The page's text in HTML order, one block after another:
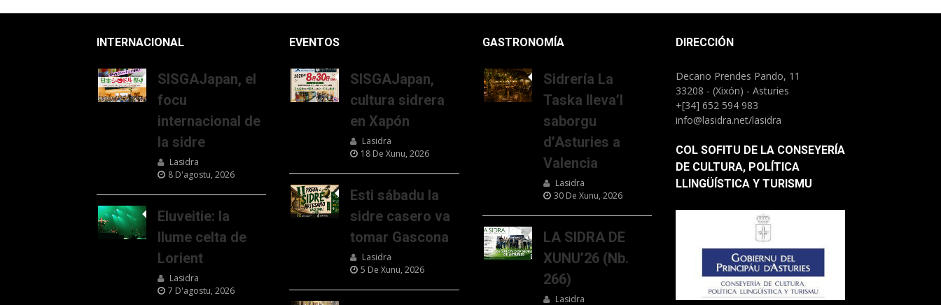
INTERNACIONAL
SISGAJapan, el
focu
internacional de
la sidre
Lasidra
8 D'agostu, 2026
Eluveitie: la
llume celta de
Lorient
Lasidra
7 D'agostu, 2026
EVENTOS
SISGAJapan,
cultura sidrera
en Xapón
Lasidra
18 De Xunu, 2026
Esti sábadu la
sidre casero va
tomar Gascona
Lasidra
5 De Xunu, 2026
GASTRONOMÍA
Sidrería La
Taska lleva’l
saborgu
d’Asturies a
Valencia
Lasidra
30 De Xunu, 2026
LA SIDRA DE
XUNU’26 (Nb.
266)
Lasidra
DIRECCIÓN
Decano Prendes Pando, 11
33208 - (Xixón) - Asturies
+[34] 652 594 983
info@lasidra.net/lasidra
COL SOFITU DE LA CONSEYERÍA
DE CULTURA, POLÍTICA
LLINGÜÍSTICA Y TURISMU